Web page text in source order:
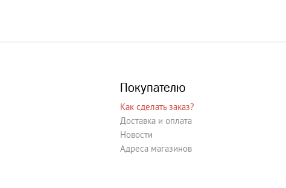
Покупателю
Как сделать заказ?
Доставка и оплата
Новости
Адреса магазинов